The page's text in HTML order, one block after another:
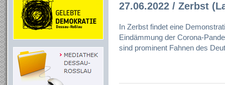
27.06.2022 / Zerbst
In Zerbst findet eine
Eindämmung der Corona-
sind prominent Fahnen des